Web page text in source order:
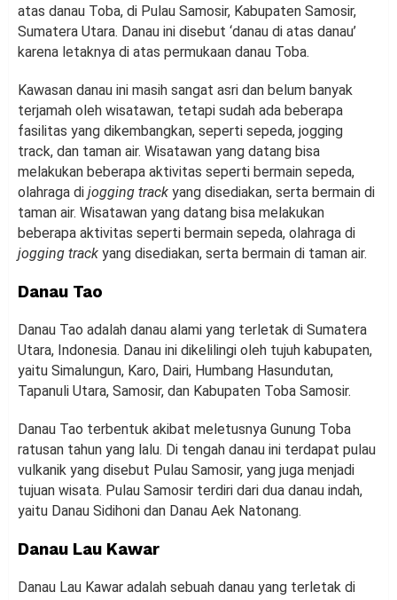
atas danau Toba, di Pulau Samosir, Kabupaten Samosir,
Sumatera Utara. Danau ini disebut ‘danau di atas danau’
karena letaknya di atas permukaan danau Toba.
Kawasan danau ini masih sangat asri dan belum banyak
terjamah oleh wisatawan, tetapi sudah ada beberapa
fasilitas yang dikembangkan, seperti sepeda, jogging
track, dan taman air. Wisatawan yang datang bisa
melakukan beberapa aktivitas seperti bermain sepeda,
olahraga di jogging track yang disediakan, serta bermain di
taman air. Wisatawan yang datang bisa melakukan
beberapa aktivitas seperti bermain sepeda, olahraga di
jogging track yang disediakan, serta bermain di taman air.
Danau Tao
Danau Tao adalah danau alami yang terletak di Sumatera
Utara, Indonesia. Danau ini dikelilingi oleh tujuh kabupaten,
yaitu Simalungun, Karo, Dairi, Humbang Hasundutan,
Tapanuli Utara, Samosir, dan Kabupaten Toba Samosir.
Danau Tao terbentuk akibat meletusnya Gunung Toba
ratusan tahun yang lalu. Di tengah danau ini terdapat pulau
vulkanik yang disebut Pulau Samosir, yang juga menjadi
tujuan wisata. Pulau Samosir terdiri dari dua danau indah,
yaitu Danau Sidihoni dan Danau Aek Natonang.
Danau Lau Kawar
Danau Lau Kawar adalah sebuah danau yang terletak di